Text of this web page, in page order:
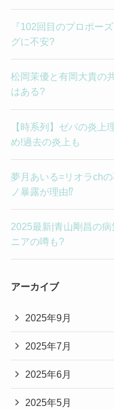
『102回目のプロポー
グに不安?
松岡茉優と有岡大貴の
はある?
【時系列】ゼパの炎上
め!過去の炎上も
夢月あいる=リオラch
ノ暴露が理由⁉︎
2025最新|青山剛昌の
ニアの噂も?
アーカイブ
2025年9月
2025年7月
2025年6月
2025年5月